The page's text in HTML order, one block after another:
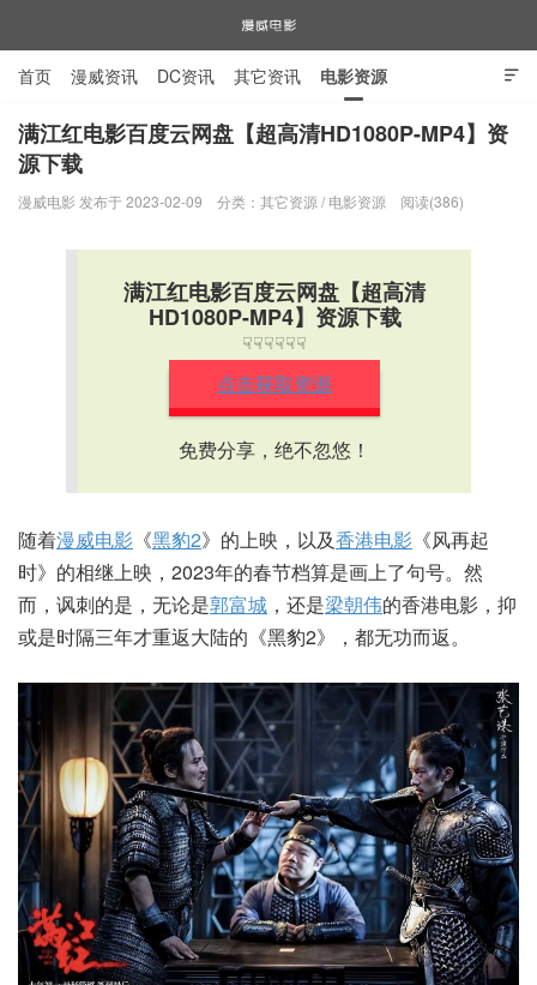
漫威电影

首页 漫威资讯 DC资讯 其它资讯 电影资源
电视剧资源 漫威图片
满江红电影百度云网盘【超高清HD1080P-MP4】资
源下载
漫威电影 发布于 2023-02-09 分类： 其它资源 / 电影资源 阅读(386)
满江红电影百度云网盘【超高清
HD1080P-MP4】资源下载
☟☟☟☟☟☟
点击获取资源
免费分享，绝不忽悠！
随着漫威电影 《黑豹2》的上映，以及香港电影 《风再起
时》的相继上映，2023年的春节档算是画上了句号。然
而，讽刺的是，无论是郭富城 ，还是梁朝伟的香港电影，抑
或是时隔三年才重返大陆的《黑豹2》，都无功而返。